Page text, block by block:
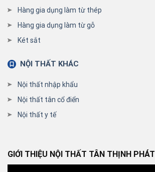
Hàng gia dụng làm từ thép
Hàng gia dụng làm từ gỗ
Két sắt
NỘI THẤT KHÁC
Nội thất nhập khẩu
Nội thất tân cổ điển
Nội thất y tế
GIỚI THIỆU NỘI THẤT TÂN THỊNH PHÁT